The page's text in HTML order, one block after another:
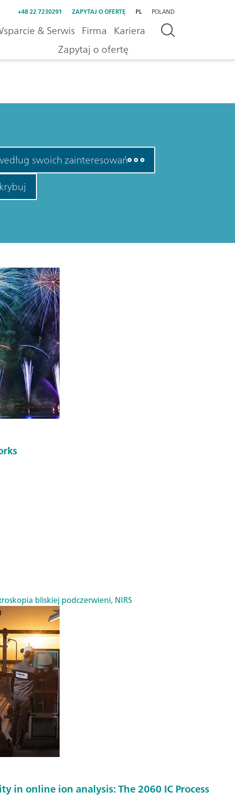
+48 22 7230291 ZAPYTAJ O OFERTĘ PL POLAND
& Serwis Firma Kariera
Zapytaj o ofertę
swoich zainteresowań
bliskiej podczerwieni, NIRS
in online ion analysis: The 2060 IC Process